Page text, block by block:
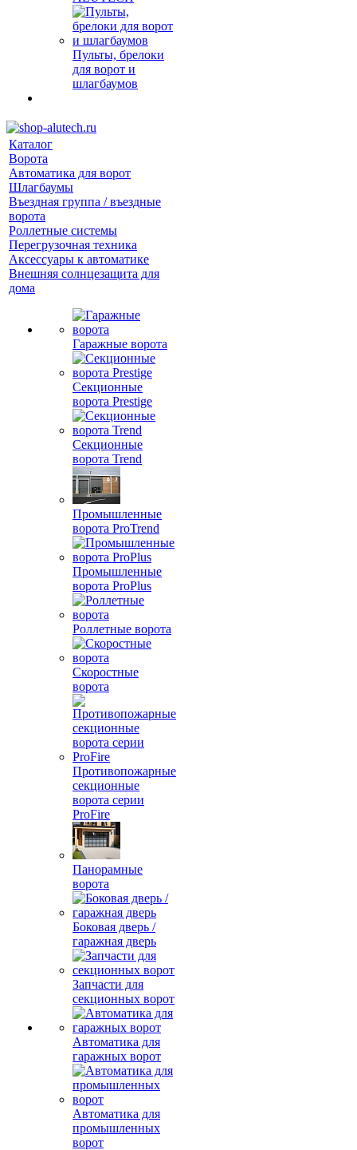
Пульты, брелоки
для ворот и
шлагбаумов
Каталог
Ворота
Автоматика для ворот
Шлагбаумы
Въездная группа / въездные
ворота
Роллетные системы
Перегрузочная техника
Аксессуары к автоматике
Внешняя солнцезащита для
дома
Гаражные ворота
Секционные
ворота Prestige
Секционные
ворота Trend
Промышленные
ворота ProTrend
Промышленные
ворота ProPlus
Роллетные ворота
Скоростные
ворота
Противопожарные
секционные
ворота серии
ProFire
Панорамные
ворота
Боковая дверь /
гаражная дверь
Запчасти для
секционных ворот
Автоматика для
гаражных ворот
Автоматика для
промышленных
ворот